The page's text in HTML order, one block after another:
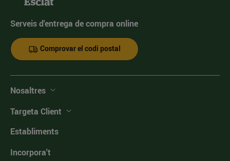
Serveis d'entrega de compra online
Comprovar el codi postal
Nosaltres
Targeta Client
Establiments
Incorpora't